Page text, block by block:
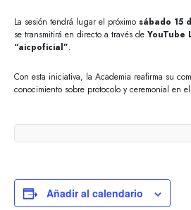
La sesión tendrá lugar el próximo sábado 15
se transmitirá en directo a través de YouTube
“aicpoficial”.
Con esta iniciativa, la Academia reafirma su
conocimiento sobre protocolo y ceremonial en
Añadir al calendario